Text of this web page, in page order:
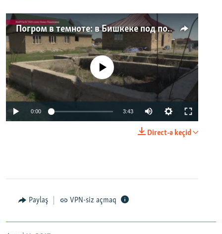
Погром в темноте: в Бишкеке под покровом ночи неизвестные на тракторе снесли три десятка частных домов
No media source currently available
0:00 3:43
Direct-ə keçid
Paylaş VPN-siz açmaq